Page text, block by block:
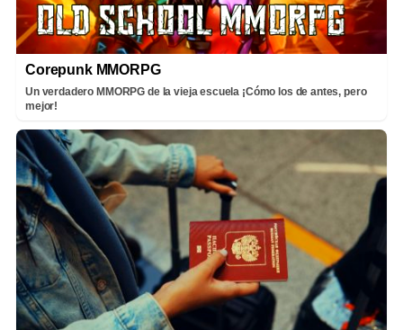
Corepunk MMORPG
Un verdadero MMORPG de la vieja escuela ¡Cómo los de antes, pero
mejor!